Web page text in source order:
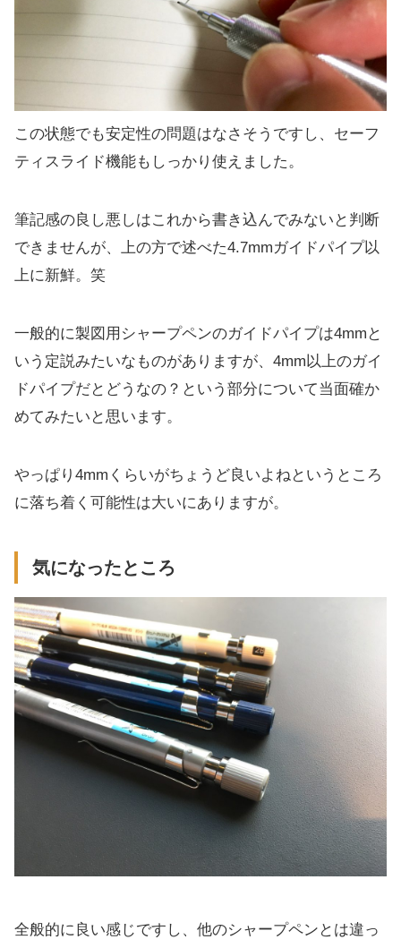
この状態でも安定性の問題はなさそうですし、セーフ
ティスライド機能もしっかり使えました。
筆記感の良し悪しはこれから書き込んでみないと判断
できませんが、上の方で述べた4.7mmガイドパイプ以
上に新鮮。笑
一般的に製図用シャープペンのガイドパイプは4mmと
いう定説みたいなものがありますが、4mm以上のガイ
ドパイプだとどうなの？という部分について当面確か
めてみたいと思います。
やっぱり4mmくらいがちょうど良いよねというところ
に落ち着く可能性は大いにありますが。
気になったところ
全般的に良い感じですし、他のシャープペンとは違っ